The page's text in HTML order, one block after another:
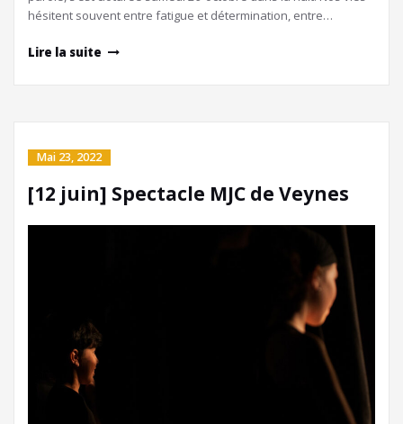
hésitent souvent entre fatigue et détermination, entre…
Lire la suite
Mai 23, 2022
[12 juin] Spectacle MJC de Veynes